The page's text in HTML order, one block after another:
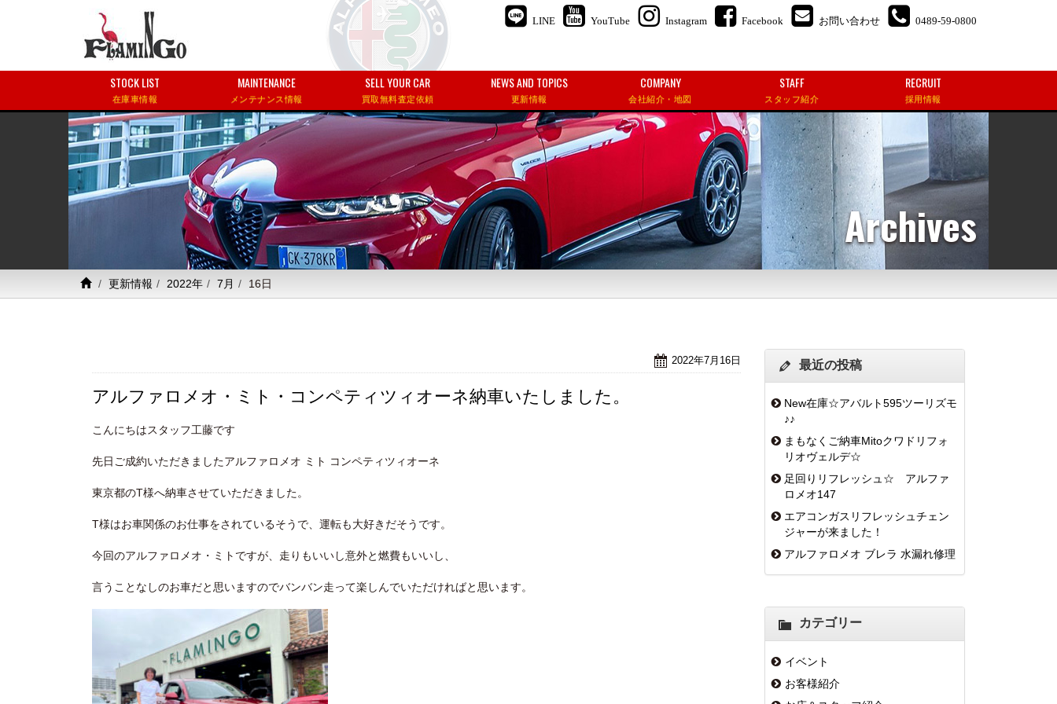
LINE YouTube Instagram Facebook お問い合わせ 0489-59-0800
STOCK LIST
在庫車情報
MAINTENANCE
メンテナンス情報
SELL YOUR CAR
買取無料査定依頼
NEWS AND TOPICS
更新情報
COMPANY
会社紹介・地図
STAFF
スタッフ紹介
RECRUIT
採用情報
Archives
更新情報 2022年 7月 16日
2022年7月16日
アルファロメオ・ミト・コンペティツィオーネ納車いたしました。
こんにちはスタッフ工藤です
先日ご成約いただきましたアルファロメオ ミト コンペティツィオーネ
東京都のT様へ納車させていただきました。
T様はお車関係のお仕事をされているそうで、運転も大好きだそうです。
今回のアルファロメオ・ミトですが、走りもいいし意外と燃費もいいし、
言うことなしのお車だと思いますのでバンバン走って楽しんでいただければと思います。
最近の投稿
New在庫☆アバルト595ツーリズモ
♪♪
まもなくご納車Mitoクワドリフォ
リオヴェルデ☆
足回りリフレッシュ☆ アルファ
ロメオ147
エアコンガスリフレッシュチェン
ジャーが来ました！
アルファロメオ ブレラ 水漏れ修理
カテゴリー
イベント
お客様紹介